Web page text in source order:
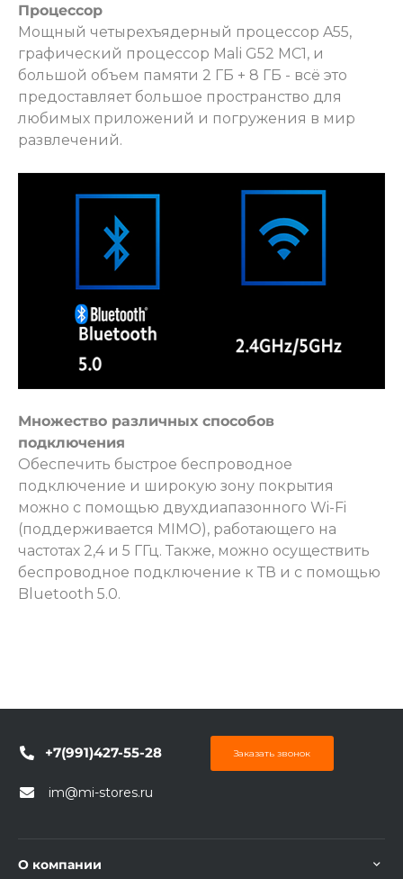
Процессор
Мощный четырехъядерный процессор A55,
графический процессор Mali G52 МС1, и
большой объем памяти 2 ГБ + 8 ГБ - всё это
предоставляет большое пространство для
любимых приложений и погружения в мир
развлечений.
Множество различных способов
подключения
Обеспечить быстрое беспроводное
подключение и широкую зону покрытия
можно с помощью двухдиапазонного Wi-Fi
(поддерживается MIMO), работающего на
частотах 2,4 и 5 ГГц. Также, можно осуществить
беспроводное подключение к ТВ и с помощью
Bluetooth 5.0.
+7(991)427-55-28 Заказать звонок
im@mi-stores.ru
О компании